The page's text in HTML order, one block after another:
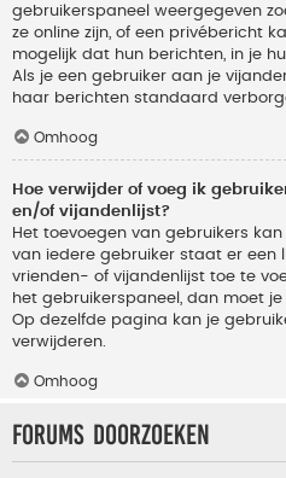
gebruikerspaneel weergegeven
ze online zijn, of een privébericht
mogelijk dat hun berichten, in je
Als je een gebruiker aan je
haar berichten standaard
Omhoog
Hoe verwijder of voeg ik
en/of vijandenlijst?
Het toevoegen van gebruikers
van iedere gebruiker staat er een
vrienden- of vijandenlijst toe te
het gebruikerspaneel, dan moet
Op dezelfde pagina kan je
verwijderen.
Omhoog
Forums doorzoeken